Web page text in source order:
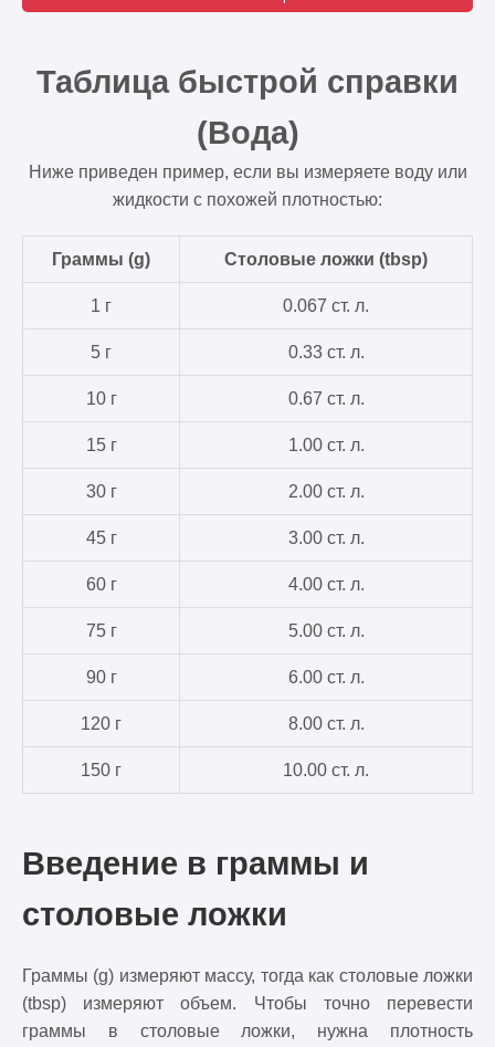
Таблица быстрой справки
(Вода)
Ниже приведен пример, если вы измеряете воду или
жидкости с похожей плотностью:
Граммы (g) Столовые ложки (tbsp)
1 г 0.067 ст. л.
5 г 0.33 ст. л.
10 г 0.67 ст. л.
15 г 1.00 ст. л.
30 г 2.00 ст. л.
45 г 3.00 ст. л.
60 г 4.00 ст. л.
75 г 5.00 ст. л.
90 г 6.00 ст. л.
120 г 8.00 ст. л.
150 г 10.00 ст. л.
Введение в граммы и
столовые ложки
Граммы (g) измеряют массу, тогда как столовые ложки
(tbsp) измеряют объем. Чтобы точно перевести
граммы в столовые ложки, нужна плотность